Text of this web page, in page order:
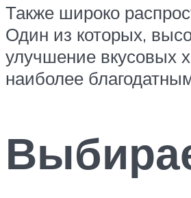
Также широко
Один из которых,
улучшение вкусовых
наиболее